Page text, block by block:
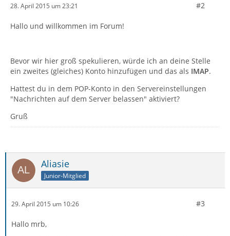
28. April 2015 um 23:21 #2
Hallo und willkommen im Forum!
Bevor wir hier groß spekulieren, würde ich an deine Stelle
ein zweites (gleiches) Konto hinzufügen und das als IMAP.
Hattest du in dem POP-Konto in den Servereinstellungen
"Nachrichten auf dem Server belassen" aktiviert?
Gruß
Aliasie
Junior-Mitglied
29. April 2015 um 10:26 #3
Hallo mrb,